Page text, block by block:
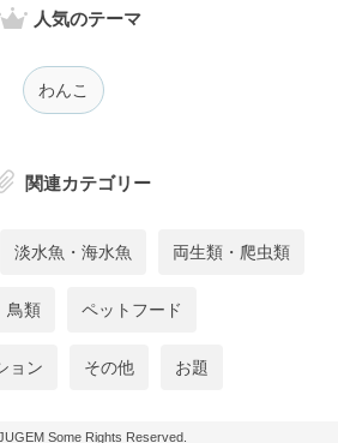
人気のテーマ
わんこ
関連カテゴリー
淡水魚・海水魚 両生類・爬虫類
鳥類 ペットフード
ョン その他 お題
Some Rights Reserved.